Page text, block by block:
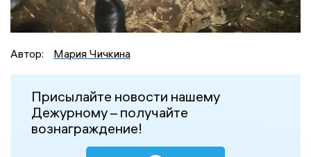
Автор: Мария Чичкина
Присылайте новости нашему
Дежурному – получайте
вознаграждение!